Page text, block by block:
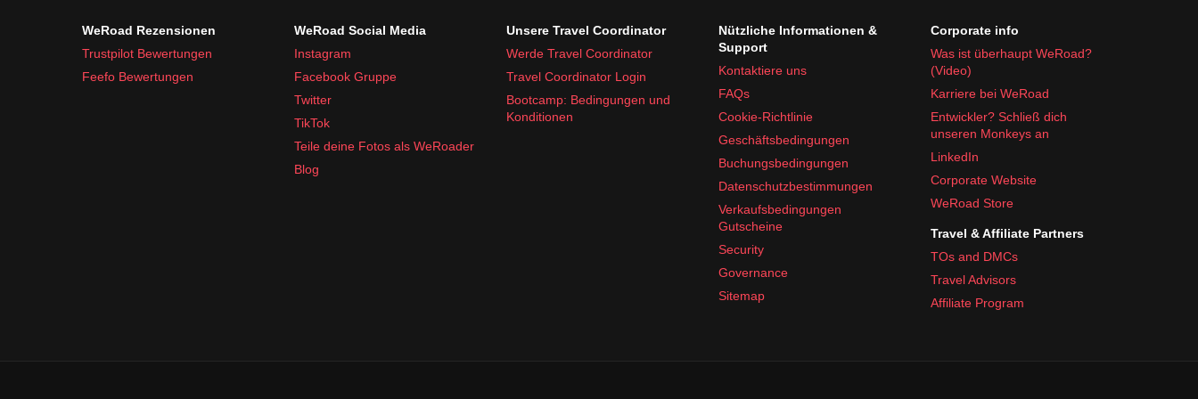
Zahnbürste und Zahnpasta
Shampoo und Duschgel
Reiseapotheke mit Schmerzmitteln, Pflastern, Magen-Darm-Tabletten
Mit dieser Liste bist du bestens für deine Reise in die
WeRoad Rezensionen
Trustpilot Bewertungen
Feefo Bewertungen
WeRoad Social Media
Instagram
Facebook Gruppe
Twitter
TikTok
Teile deine Fotos als WeRoader
Blog
Unsere Travel Coordinator
Werde Travel Coordinator
Travel Coordinator Login
Bootcamp: Bedingungen und
Konditionen
Nützliche Informationen &
Support
Kontaktiere uns
FAQs
Cookie-Richtlinie
Geschäftsbedingungen
Buchungsbedingungen
Datenschutzbestimmungen
Verkaufsbedingungen
Gutscheine
Security
Governance
Sitemap
Corporate info
Was ist überhaupt WeRoad?
(Video)
Karriere bei WeRoad
Entwickler? Schließ dich
unseren Monkeys an
LinkedIn
Corporate Website
WeRoad Store
Travel & Affiliate Partners
TOs and DMCs
Travel Advisors
Affiliate Program